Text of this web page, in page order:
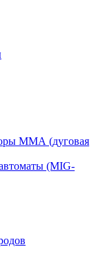
ММА (дуговая
(MIG-